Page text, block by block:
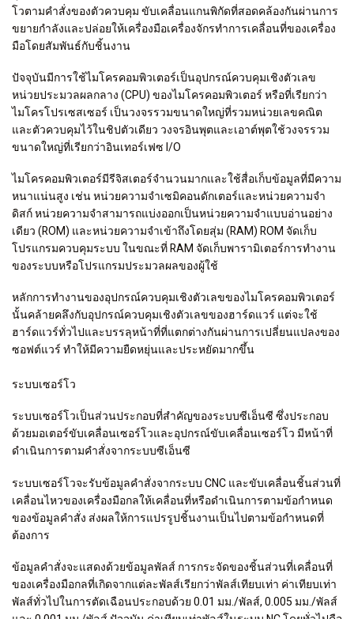
โวตามคำสั่งของตัวควบคุม ขับเคลื่อนแกนพิกัดที่สอดคล้องกันผ่านการ
ขยายกำลังและปล่อยให้เครื่องมือเครื่องจักรทำการเคลื่อนที่ของเครื่อง
มือโดยสัมพันธ์กับชิ้นงาน
ปัจจุบันมีการใช้ไมโครคอมพิวเตอร์เป็นอุปกรณ์ควบคุมเชิงตัวเลข
หน่วยประมวลผลกลาง (CPU) ของไมโครคอมพิวเตอร์ หรือที่เรียกว่า
ไมโครโปรเซสเซอร์ เป็นวงจรรวมขนาดใหญ่ที่รวมหน่วยเลขคณิต
และตัวควบคุมไว้ในชิปตัวเดียว วงจรอินพุตและเอาต์พุตใช้วงจรรวม
ขนาดใหญ่ที่เรียกว่าอินเทอร์เฟซ I/O
ไมโครคอมพิวเตอร์มีรีจิสเตอร์จำนวนมากและใช้สื่อเก็บข้อมูลที่มีความ
หนาแน่นสูง เช่น หน่วยความจำเซมิคอนดักเตอร์และหน่วยความจำ
ดิสก์ หน่วยความจำสามารถแบ่งออกเป็นหน่วยความจำแบบอ่านอย่าง
เดียว (ROM) และหน่วยความจำเข้าถึงโดยสุ่ม (RAM) ROM จัดเก็บ
โปรแกรมควบคุมระบบ ในขณะที่ RAM จัดเก็บพารามิเตอร์การทำงาน
ของระบบหรือโปรแกรมประมวลผลของผู้ใช้
หลักการทำงานของอุปกรณ์ควบคุมเชิงตัวเลขของไมโครคอมพิวเตอร์
นั้นคล้ายคลึงกับอุปกรณ์ควบคุมเชิงตัวเลขของฮาร์ดแวร์ แต่จะใช้
ฮาร์ดแวร์ทั่วไปและบรรลุหน้าที่ที่แตกต่างกันผ่านการเปลี่ยนแปลงของ
ซอฟต์แวร์ ทำให้มีความยืดหยุ่นและประหยัดมากขึ้น
ระบบเซอร์โว
ระบบเซอร์โวเป็นส่วนประกอบที่สำคัญของระบบซีเอ็นซี ซึ่งประกอบ
ด้วยมอเตอร์ขับเคลื่อนเซอร์โวและอุปกรณ์ขับเคลื่อนเซอร์โว มีหน้าที่
ดำเนินการตามคำสั่งจากระบบซีเอ็นซี
ระบบเซอร์โวจะรับข้อมูลคำสั่งจากระบบ CNC และขับเคลื่อนชิ้นส่วนที่
เคลื่อนไหวของเครื่องมือกลให้เคลื่อนที่หรือดำเนินการตามข้อกำหนด
ของข้อมูลคำสั่ง ส่งผลให้การแปรรูปชิ้นงานเป็นไปตามข้อกำหนดที่
ต้องการ
ข้อมูลคำสั่งจะแสดงด้วยข้อมูลพัลส์ การกระจัดของชิ้นส่วนที่เคลื่อนที่
ของเครื่องมือกลที่เกิดจากแต่ละพัลส์เรียกว่าพัลส์เทียบเท่า ค่าเทียบเท่า
พัลส์ทั่วไปในการตัดเฉือนประกอบด้วย 0.01 มม./พัลส์, 0.005 มม./พัลส์